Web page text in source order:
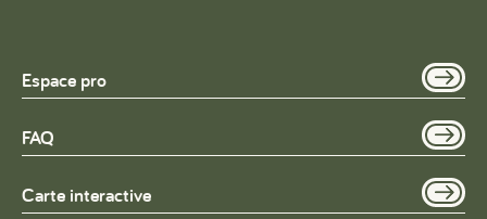
Espace pro
FAQ
Carte interactive